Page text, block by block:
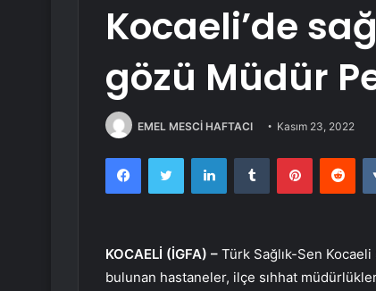
Kocaeli’de
gözü Müdür
EMEL MESCİ HAFTACI Kasım 23, 2022
FacebookTwitter LinkedInTumblr Pinterest
KOCAELİ (İGFA) – Türk Sağlık-Sen
bulunan hastaneler, ilçe sıhhat